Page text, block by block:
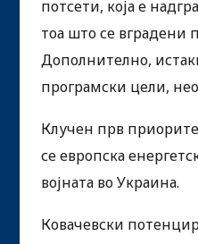
потсети, која е
тоа што се вградени
Дополнително,
програмски цели,
Клучен прв
се европска
војната во Украина.
Ковачевски